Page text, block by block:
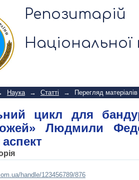
Репозитарій
Національної
цикл для
Коханської:
Наука → Статті → Перегляд матеріалів
цикл для
Людмили
handle/123456789/876